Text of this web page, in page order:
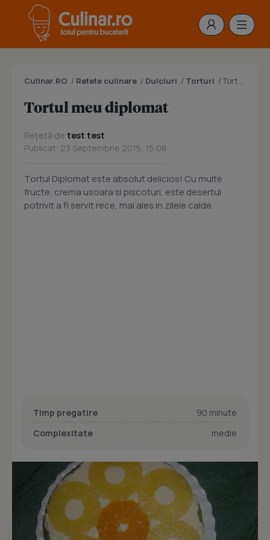
Culinar.RO / Retete culinare / Dulciuri / Torturi /Tortul meu diplomat
Tortul meu diplomat
Rețetă de test test
Publicat: 23 Septembrie 2015, 15:08
Tortul Diplomat este absolut delicios! Cu multe
fructe, crema usoara si piscoturi, este desertul
potrivit a fi servit rece, mai ales in zilele calde.
Timp pregatire
90 minute
Complexitate
medie